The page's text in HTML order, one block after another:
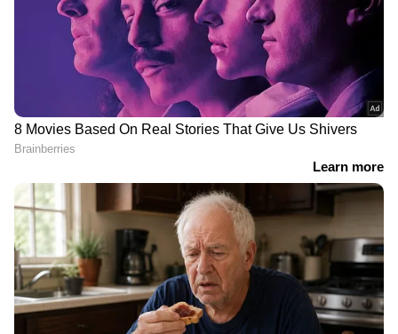
ഭാരത് ജോഡോ യാത്ര നയിക്കാൻ പാർട്ടിയിൽ
രാഹുൽ ഗാന്ധിയെ പോലെ യോഗ്യനായ ആരും
ഇല്ലെന്ന് എഐസിസി ജനറൽ സെക്രട്ടറി കെസി
വേണുഗോപാൽ. 95 ശതമാനം പേരും
ആഗ്രഹിക്കുന്നെങ്കിലും അധ്യക്ഷനാവില്ല എന്ന
രാഹുലിൻറെ നിലപാടിൽ മാറ്റമില്ലെന്നും കെ സി
വേണുഗോപാൽ പറഞ്ഞു. ഭാരത് ജോ‍ഡോ
യാത്ര കോൺഗ്രസിന് പുതിയ ശക്തി
വിശകലനവും സമഗ്രമായ റിപ്പോർട്ടിംഗും —
എല്ലാം ഒരൊറ്റ സ്ഥലത്ത്. ഏത് സമയത്തും,
എവിടെയും വിശ്വസനീയമായ വാർത്തകൾ
ലഭിക്കാൻAsianet News Malayalam